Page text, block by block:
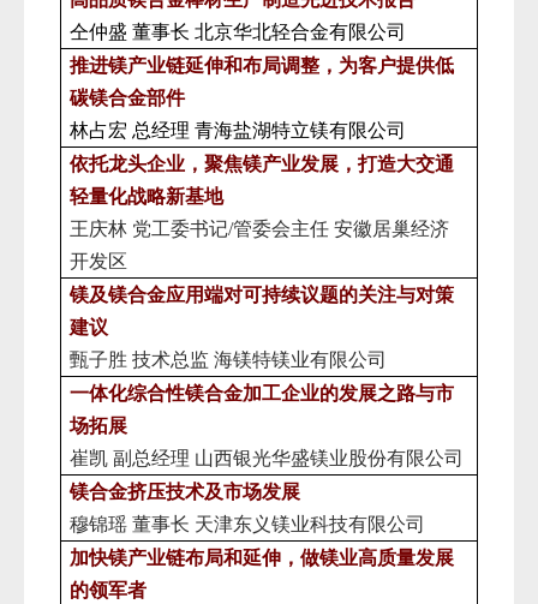
仝仲盛 董事长 北京华北轻合金有限公司
推进镁产业链延伸和布局调整，为客户提供低
碳镁合金部件
林占宏 总经理 青海盐湖特立镁有限公司
依托龙头企业，聚焦镁产业发展，打造大交通
轻量化战略新基地
王庆林 党工委书记/管委会主任 安徽居巢经济
开发区
镁及镁合金应用端对可持续议题的关注与对策
建议
甄子胜 技术总监 海镁特镁业有限公司
一体化综合性镁合金加工企业的发展之路与市
场拓展
崔凯 副总经理 山西银光华盛镁业股份有限公司
镁合金挤压技术及市场发展
穆锦瑶 董事长 天津东义镁业科技有限公司
加快镁产业链布局和延伸，做镁业高质量发展
的领军者